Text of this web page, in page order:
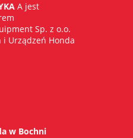
A jest
Sp. z o.o.
Urządzeń Honda
w Bochni